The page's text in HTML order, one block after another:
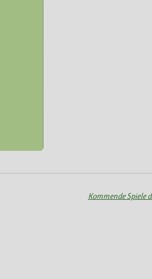
Kommende Spiele